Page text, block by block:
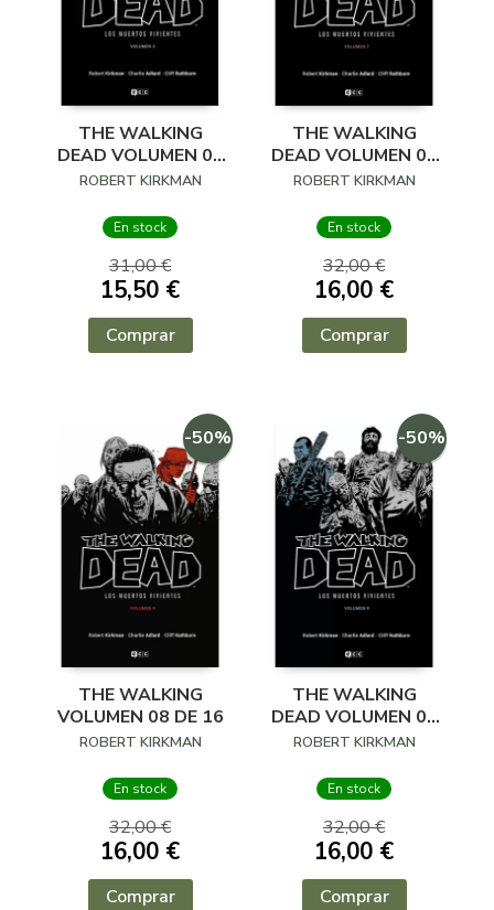
THE WALKING
DEAD VOLUMEN 03
DE 16
ROBERT KIRKMAN
En stock
31,00 €
15,50 €
Comprar
THE WALKING
DEAD VOLUMEN 07
DE 16
ROBERT KIRKMAN
En stock
32,00 €
16,00 €
Comprar
-50%
THE WALKING
VOLUMEN 08 DE 16
ROBERT KIRKMAN
En stock
32,00 €
16,00 €
Comprar
-50%
THE WALKING
DEAD VOLUMEN 09
DE 16
ROBERT KIRKMAN
En stock
32,00 €
16,00 €
Comprar